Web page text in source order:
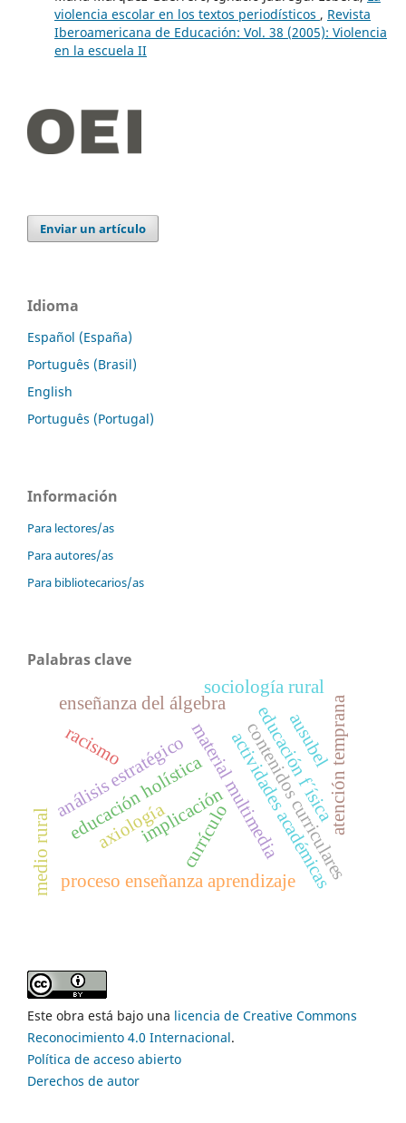
violencia escolar en los textos periodísticos , Revista
Iberoamericana de Educación: Vol. 38 (2005): Violencia
en la escuela II
Enviar un artículo
Idioma
Español (España)
Português (Brasil)
English
Português (Portugal)
Información
Para lectores/as
Para autores/as
Para bibliotecarios/as
Palabras clave
currículo
implicación
axiología material multimedia
enseñanza del álgebra
educación holística
análisis estratégico actividades académicas
contenidos curriculares
educación f´ísicaatención temprana
proceso enseñanza aprendizaje
racismo ausubel
medio rural
sociología rural
Este obra está bajo una licencia de Creative Commons
Reconocimiento 4.0 Internacional.
Política de acceso abierto
Derechos de autor